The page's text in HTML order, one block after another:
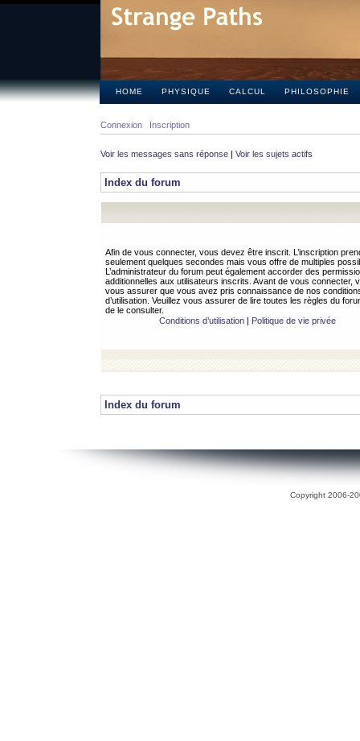
HOME PHYSIQUE CALCUL PHILOSOPHIE
Connexion Inscription
Voir les messages sans réponse | Voir les sujets actifs
Index du forum
Afin de vous connecter, vous devez être inscrit. L’inscription
seulement quelques secondes mais vous offre de multiples
L’administrateur du forum peut également accorder des
additionnelles aux utilisateurs inscrits. Avant de vous connecter,
vous assurer que vous avez pris connaissance de nos
d’utilisation. Veuillez vous assurer de lire toutes les règles du
de le consulter.
Conditions d’utilisation| Politique de vie privée
Index du forum
Copyright 2006-